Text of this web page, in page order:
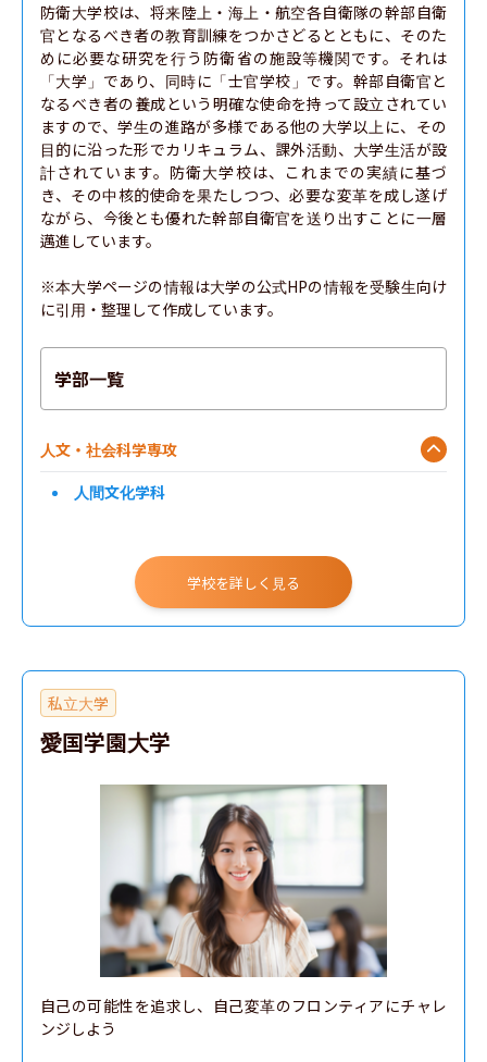
防衛大学校は、将来陸上・海上・航空各自衛隊の幹部自衛
官となるべき者の教育訓練をつかさどるとともに、そのた
めに必要な研究を行う防衛省の施設等機関です。それは
「大学」であり、同時に「士官学校」です。幹部自衛官と
なるべき者の養成という明確な使命を持って設立されてい
ますので、学生の進路が多様である他の大学以上に、その
目的に沿った形でカリキュラム、課外活動、大学生活が設
計されています。防衛大学校は、これまでの実績に基づ
き、その中核的使命を果たしつつ、必要な変革を成し遂げ
ながら、今後とも優れた幹部自衛官を送り出すことに一層
邁進しています。
※本大学ページの情報は大学の公式HPの情報を受験生向け
に引用・整理して作成しています。
学部一覧
人文・社会科学専攻
人間文化学科
学校を詳しく見る
私立大学
愛国学園大学
自己の可能性を追求し、自己変革のフロンティアにチャレ
ンジしよう